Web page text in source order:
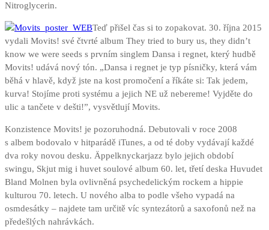
Nitroglycerin.
Teď přišel čas si to zopakovat. 30. října 2015
vydali Movits! své čtvrté album They tried to bury us, they didn’t
know we were seeds s prvním singlem Dansa i regnet, který hudbě
Movits! udává nový tón. „Dansa i regnet je typ písničky, která vám
běhá v hlavě, když jste na kost promočení a říkáte si: Tak jedem,
kurva! Stojíme proti systému a jejich NE už nebereme! Vyjděte do
ulic a tančete v dešti!”, vysvětlují Movits.
Konzistence Movits! je pozoruhodná. Debutovali v roce 2008
s albem bodovalo v hitparádě iTunes, a od té doby vydávají každé
dva roky novou desku. Äppelknyckarjazz bylo jejich období
swingu, Skjut mig i huvet soulové album 60. let, třetí deska Huvudet
Bland Molnen byla ovlivněná psychedelickým rockem a hippie
kulturou 70. letech. U nového alba to podle všeho vypadá na
osmdesátky – najdete tam určitě víc syntezátorů a saxofonů než na
předešlých nahrávkách.